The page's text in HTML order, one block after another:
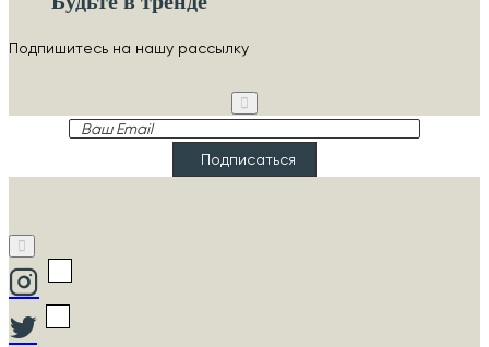
Подпишитесь на нашу рассылку
Ваш
Подписаться